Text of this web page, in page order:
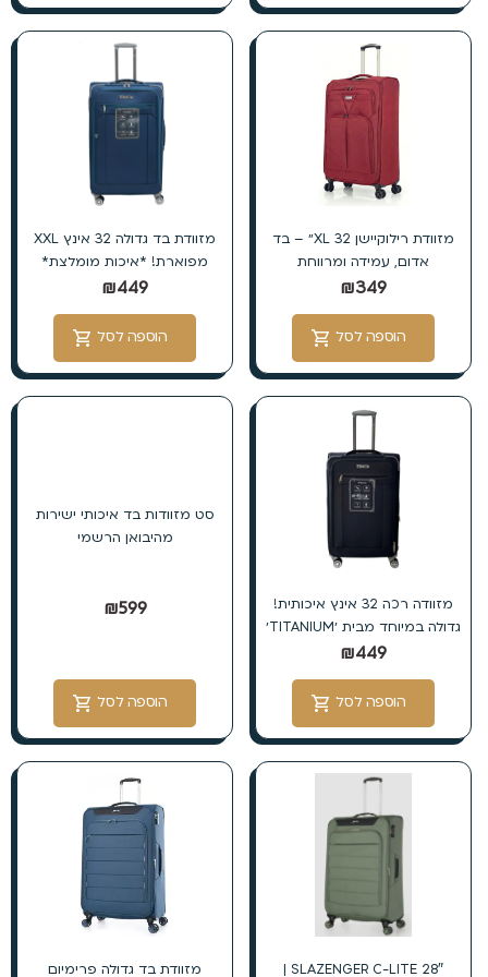
מזוודת רילוקיישן XL 32״ – בד
אדום, עמידה ומרווחת
₪349
הוספה לסל
מזוודת בד גדולה 32 אינץ XXL
מפוארת! *איכות מומלצת*
₪449
הוספה לסל
מזוודה רכה 32 אינץ איכותית!
גדולה במיוחד מבית ׳TITANIUM׳
₪449
הוספה לסל
סט מזוודות בד איכותי ישירות
מהיבואן הרשמי
₪599
הוספה לסל
SLAZENGER C-LITE 28″ | מזוודת בד גדולה פרימיום